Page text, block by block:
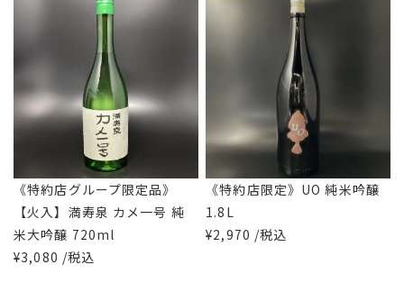
《特約店グループ限定品》
【火入】満寿泉 カメ一号 純
米大吟醸 720ml
¥3,080 /税込
《特約店限定》UO 純米吟醸
1.8L
¥2,970 /税込